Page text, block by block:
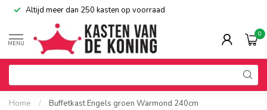
Altijd meer dan 250 kasten op voorraad
MENU
0
Home / Buffetkast Engels groen Warmond 240cm